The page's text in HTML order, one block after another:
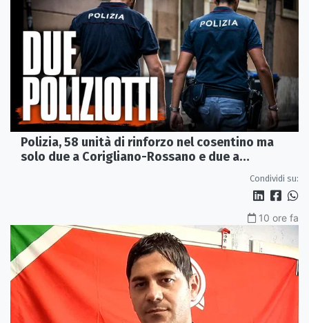
Polizia, 58 unità di rinforzo nel cosentino ma
solo due a Corigliano-Rossano e due a
Condividi su:
10 ore fa